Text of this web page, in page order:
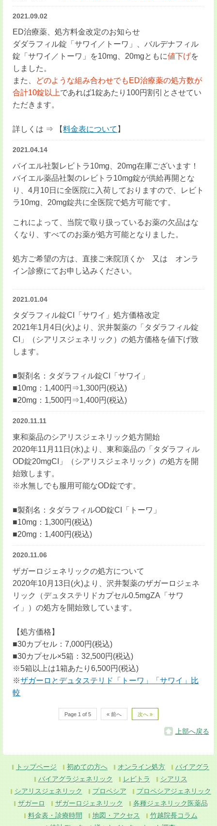
2021.09.02
ED治療薬、処方料金改定のお知らせ
ダダラフィル錠「サワイ／トーワ」、バルデナフィル
錠「サワイ／トーワ」を10mg、20mgともに値下げを
しました。
また、 どのような組み合わせでもED治療薬の処方数が
合計10錠以上であれば1錠あたり100円割引とさせてい
ただきます。
詳しくは ⇒ 【料金表について 】
2021.04.14
バイエル社製レビトラ10mg、20mg在庫ございます！
バイエル薬品社製のレビトラ10mg錠が供給再開とな
り、4月10日に全医院に入荷しておりますので、レビト
ラ10mg、20mg錠共に全医院で処方可能です。
これによって、当院で取り扱っているお薬の欠品はな
くなり、すべてのお薬が処方可能となりました。
処方ご希望の方は、直接ご来院頂くか 又は オンラ
イン診療にてお申し込みください。
2021.01.04
タダラフィル錠CI「サワイ」処方価格改定
2021年1月4日(火)より、沢井製薬の「タダラフィル錠
CI」（シアリスジェネリック）の処方価格を値下げ致
します。
■製剤名：タダラフィル錠CI「サワイ」
■10mg：1,400円⇒1,300円(税込)
■20mg：1,500円⇒1,400円(税込)
2020.11.11
東和薬品のシアリスジェネリック処方開始
2020年11月11日(水)より、東和薬品の「タダラフィル
OD錠20mgCI」（シアリスジェネリック）の処方を開
始致します。
※水無しでも服用可能なOD錠です。
■製剤名：タダラフィルOD錠CI「トーワ」
■10mg：1,300円(税込)
■20mg：1,400円(税込)
2020.11.06
ザガーロジェネリックの処方について
2020年10月13日(火)より、沢井製薬のザガーロジェネ
リック（デュタステリドカプセル0.5mgZA「サワ
イ」）の処方を開始致しています。
【処方価格】
■30カプセル：7,000円(税込)
■30カプセル×5箱：32,500円(税込)
※5箱以上は1箱あたり6,500円(税込)
※ザガーロとデュタステリド「トーワ」「サワイ」比
較
Page 1 of 5 « 前へ 次へ »
上部へ戻る
トップページ 初めての方へ オンライン処方
バイアグラ
バイアグラジェネリック
レビトラ
シアリス
シアリスジェネリック
プロペシア
プロペシアジェネリック
ザガーロ
ザガーロジェネリック
各種ジェネリック医薬品
料金表・診療時間
地図・アクセス
竹越院長コラム